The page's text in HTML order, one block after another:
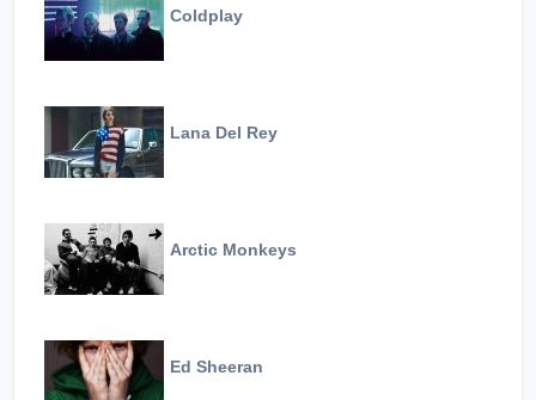
Coldplay
Lana Del Rey
Arctic Monkeys
Ed Sheeran